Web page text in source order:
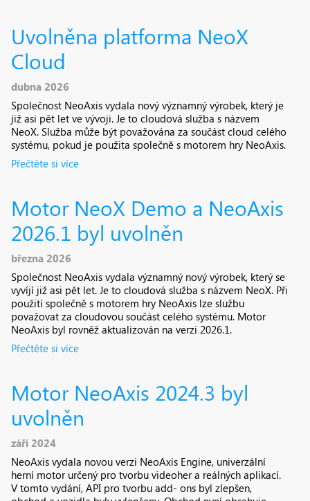
Uvolněna platforma NeoX
Cloud
dubna 2026
Společnost NeoAxis vydala nový významný výrobek, který je
již asi pět let ve vývoji. Je to cloudová služba s názvem
NeoX. Služba může být považována za součást cloud celého
systému, pokud je použita společně s motorem hry NeoAxis.
Přečtěte si více
Motor NeoX Demo a NeoAxis
2026.1 byl uvolněn
března 2026
Společnost NeoAxis vydala významný nový výrobek, který se
vyvíjí již asi pět let. Je to cloudová služba s názvem NeoX. Při
použití společně s motorem hry NeoAxis lze službu
považovat za cloudovou součást celého systému. Motor
NeoAxis byl rovněž aktualizován na verzi 2026.1.
Přečtěte si více
Motor NeoAxis 2024.3 byl
uvolněn
září 2024
NeoAxis vydala novou verzi NeoAxis Engine, univerzální
herní motor určený pro tvorbu videoher a reálných aplikací.
V tomto vydání, API pro tvorbu add- ons byl zlepšen,